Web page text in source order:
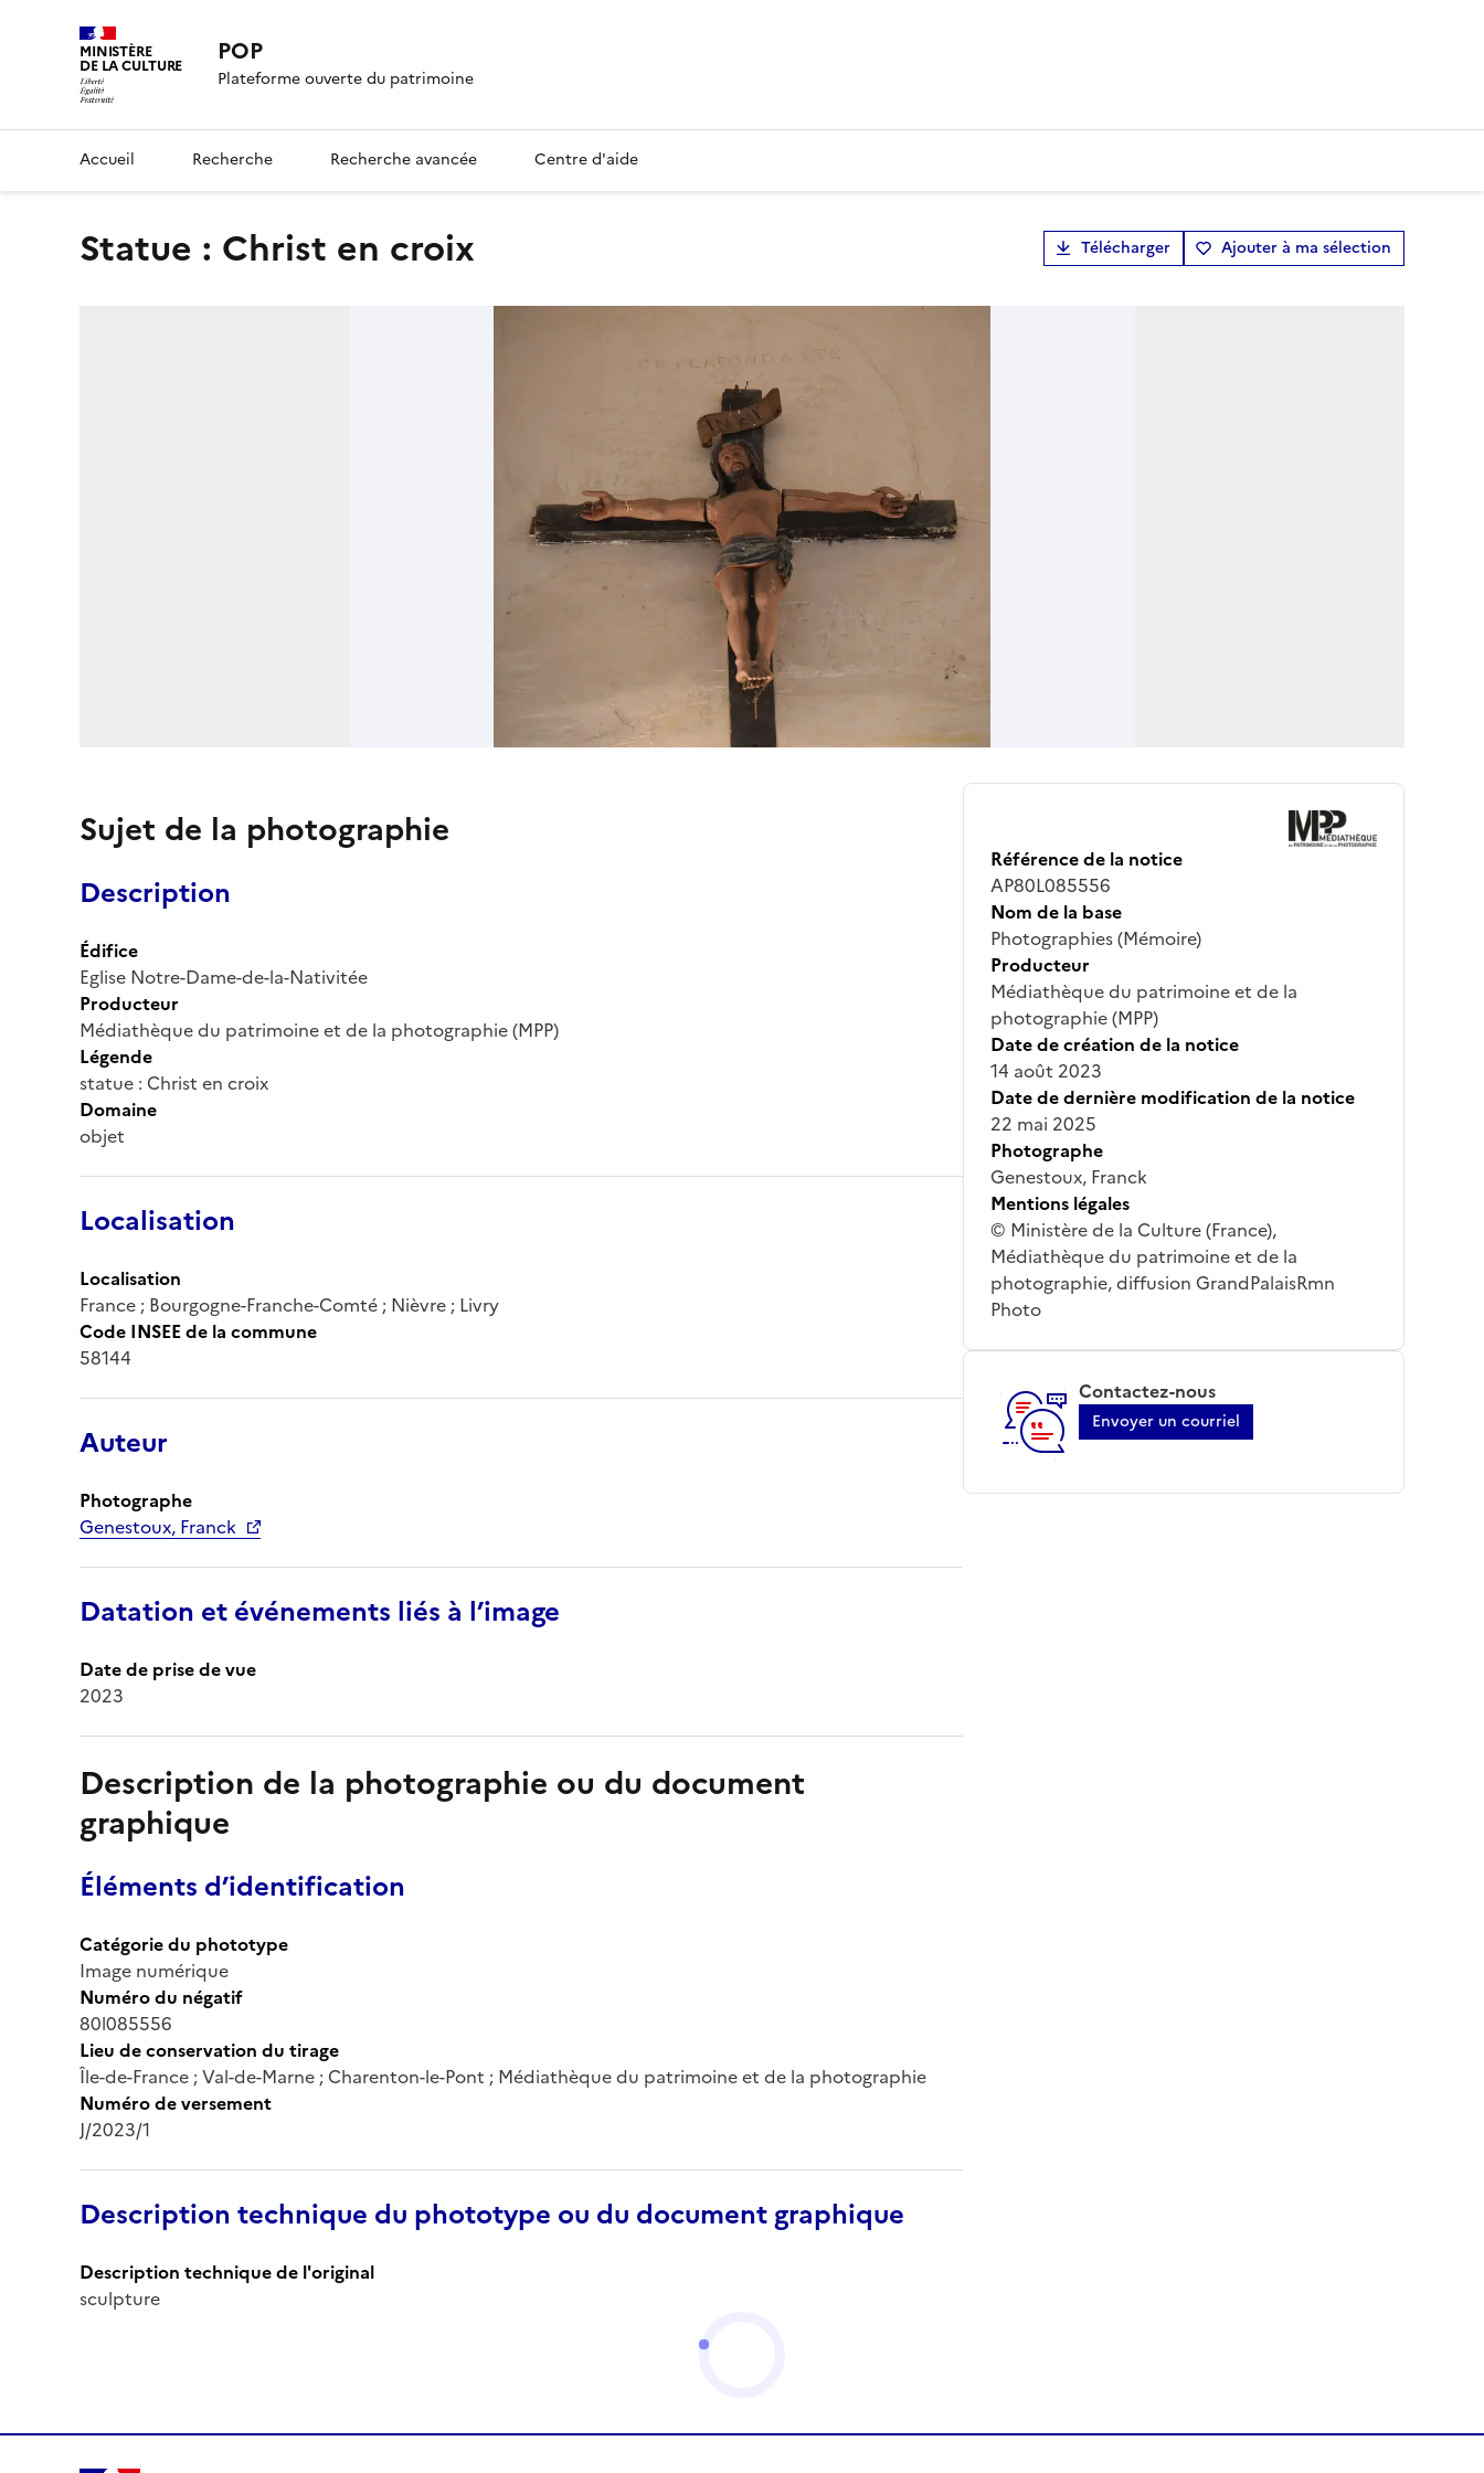
MINISTÈRE
DE LA CULTURE POP
Plateforme ouverte du patrimoine
Accueil Recherche Recherche avancée Centre d'aide
statue : Christ en croix Télécharger Ajouter à ma sélection
Sujet de la photographie
Description
Édifice
Eglise Notre-Dame-de-la-Nativitée
Producteur
Médiathèque du patrimoine et de la photographie (MPP)
Légende
statue : Christ en croix
Domaine
objet
Localisation
Localisation
France ; Bourgogne-Franche-Comté ; Nièvre ; Livry
Code INSEE de la commune
58144
Auteur
Photographe
Genestoux, Franck
Datation et événements liés à l’image
Date de prise de vue
2023
Description de la photographie ou du document
graphique
Éléments d’identification
Catégorie du phototype
Image numérique
Numéro du négatif
80l085556
Lieu de conservation du tirage
Île-de-France ; Val-de-Marne ; Charenton-le-Pont ; Médiathèque du patrimoine et de la photographie
Numéro de versement
J/2023/1
Description technique du phototype ou du document graphique
Description technique de l'original
sculpture
Référence de la notice
AP80L085556
Nom de la base
Photographies (Mémoire)
Producteur
Médiathèque du patrimoine et de la
photographie (MPP)
Date de création de la notice
14 août 2023
Date de dernière modification de la notice
22 mai 2025
Photographe
Genestoux, Franck
Mentions légales
© Ministère de la Culture (France),
Médiathèque du patrimoine et de la
photographie, diffusion GrandPalaisRmn
Photo
Contactez-nous
Envoyer un courriel